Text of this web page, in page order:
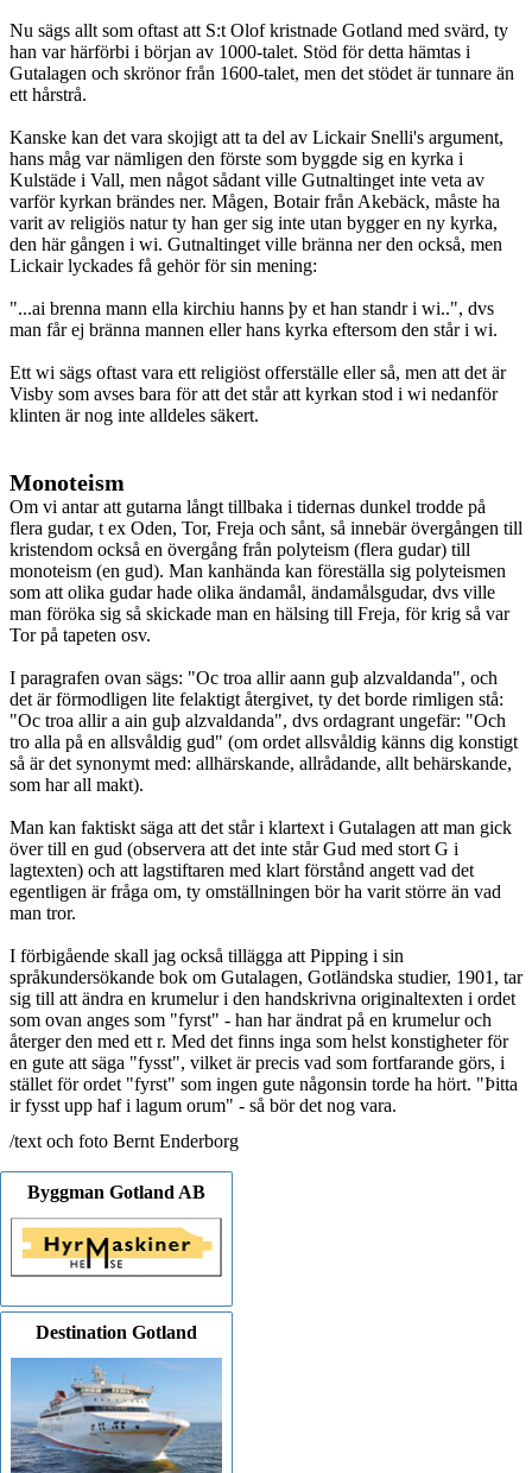
Nu sägs allt som oftast att S:t Olof kristnade Gotland med svärd, ty
han var härförbi i början av 1000-talet. Stöd för detta hämtas i
Gutalagen och skrönor från 1600-talet, men det stödet är tunnare än
ett hårstrå.
Kanske kan det vara skojigt att ta del av Lickair Snelli's argument,
hans måg var nämligen den förste som byggde sig en kyrka i
Kulstäde i Vall, men något sådant ville Gutnaltinget inte veta av
varför kyrkan brändes ner. Mågen, Botair från Akebäck, måste ha
varit av religiös natur ty han ger sig inte utan bygger en ny kyrka,
den här gången i wi. Gutnaltinget ville bränna ner den också, men
Lickair lyckades få gehör för sin mening:
"...ai brenna mann ella kirchiu hanns þy et han standr i wi..", dvs
man får ej bränna mannen eller hans kyrka eftersom den står i wi.
Ett wi sägs oftast vara ett religiöst offerställe eller så, men att det är
Visby som avses bara för att det står att kyrkan stod i wi nedanför
klinten är nog inte alldeles säkert.
Monoteism
Om vi antar att gutarna långt tillbaka i tidernas dunkel trodde på
flera gudar, t ex Oden, Tor, Freja och sånt, så innebär övergången till
kristendom också en övergång från polyteism (flera gudar) till
monoteism (en gud). Man kanhända kan föreställa sig polyteismen
som att olika gudar hade olika ändamål, ändamålsgudar, dvs ville
man föröka sig så skickade man en hälsing till Freja, för krig så var
Tor på tapeten osv.
I paragrafen ovan sägs: "Oc troa allir aann guþ alzvaldanda", och
det är förmodligen lite felaktigt återgivet, ty det borde rimligen stå:
"Oc troa allir a ain guþ alzvaldanda", dvs ordagrant ungefär: "Och
tro alla på en allsvåldig gud" (om ordet allsvåldig känns dig konstigt
så är det synonymt med: allhärskande, allrådande, allt behärskande,
som har all makt).
Man kan faktiskt säga att det står i klartext i Gutalagen att man gick
över till en gud (observera att det inte står Gud med stort G i
lagtexten) och att lagstiftaren med klart förstånd angett vad det
egentligen är fråga om, ty omställningen bör ha varit större än vad
man tror.
I förbigående skall jag också tillägga att Pipping i sin
språkundersökande bok om Gutalagen, Gotländska studier, 1901, tar
sig till att ändra en krumelur i den handskrivna originaltexten i ordet
som ovan anges som "fyrst" - han har ändrat på en krumelur och
återger den med ett r. Med det finns inga som helst konstigheter för
en gute att säga "fysst", vilket är precis vad som fortfarande görs, i
stället för ordet "fyrst" som ingen gute någonsin torde ha hört. "Þitta
ir fysst upp haf i lagum orum" - så bör det nog vara.
/text och foto Bernt Enderborg
Byggman Gotland AB
Destination Gotland